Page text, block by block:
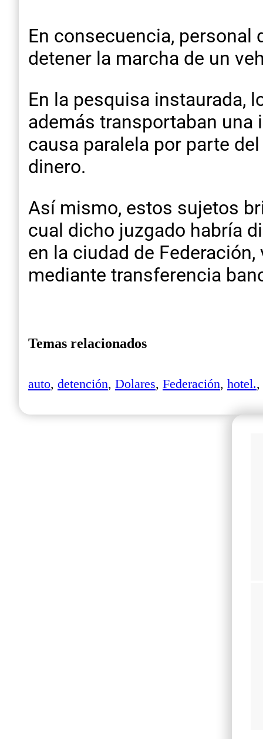
En consecuencia, personal
detener la marcha de un
En la pesquisa instaurada,
además transportaban
causa paralela por parte
dinero.
Así mismo, estos sujetos
cual dicho juzgado habría
en la ciudad de
mediante transferencia
Temas relacionados
auto, detención, Dolares, Federación, hotel.,